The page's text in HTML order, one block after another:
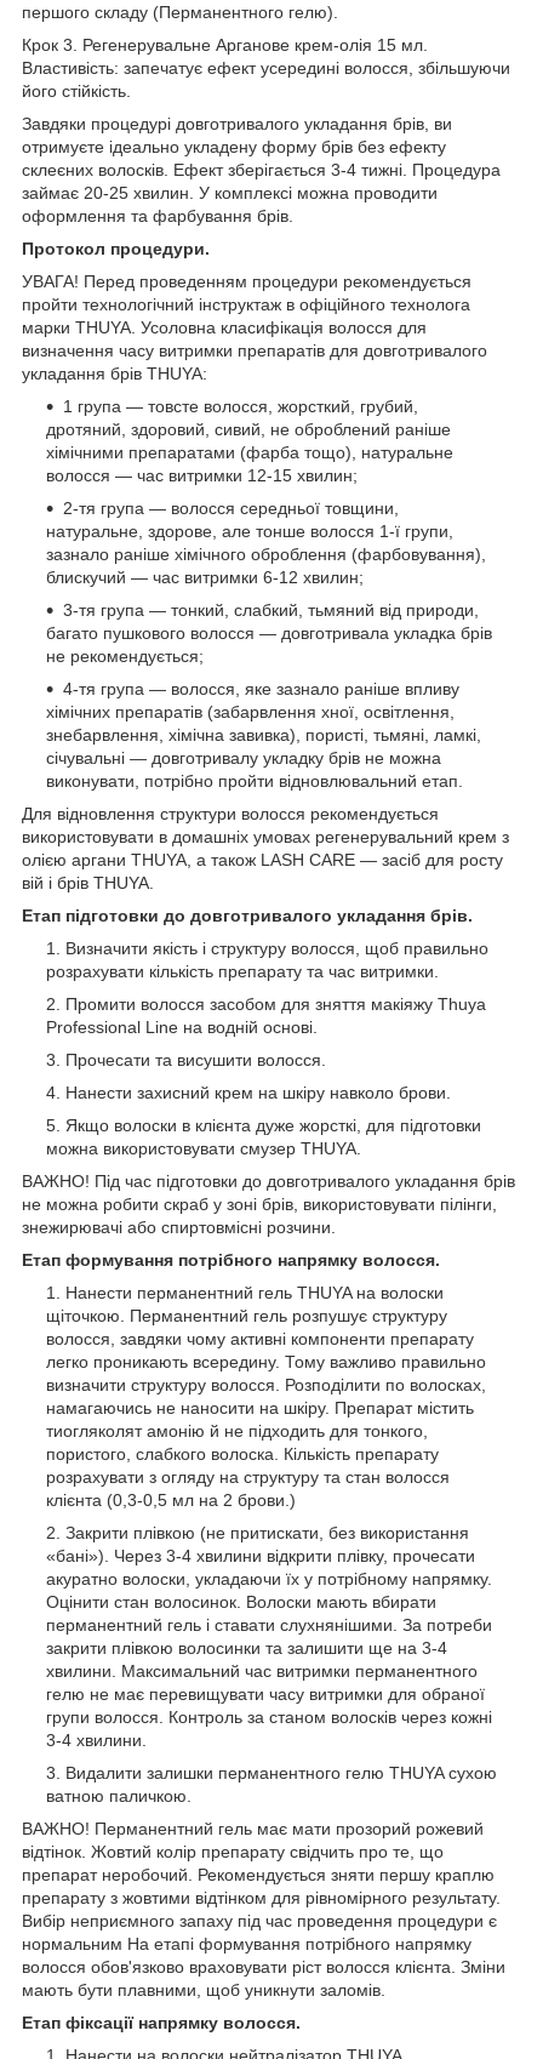
першого складу (Перманентного гелю).
Крок 3. Регенерувальне Арганове крем-олія 15 мл.
Властивість: запечатує ефект усередині волосся, збільшуючи
його стійкість.
Завдяки процедурі довготривалого укладання брів, ви
отримуєте ідеально укладену форму брів без ефекту
склеєних волосків. Ефект зберігається 3-4 тижні. Процедура
займає 20-25 хвилин. У комплексі можна проводити
оформлення та фарбування брів.
Протокол процедури.
УВАГА! Перед проведенням процедури рекомендується
пройти технологічний інструктаж в офіційного технолога
марки THUYA. Усоловна класифікація волосся для
визначення часу витримки препаратів для довготривалого
укладання брів THUYA:
1 група — товсте волосся, жорсткий, грубий,
дротяний, здоровий, сивий, не оброблений раніше
хімічними препаратами (фарба тощо), натуральне
волосся — час витримки 12-15 хвилин;
2-тя група — волосся середньої товщини,
натуральне, здорове, але тонше волосся 1-ї групи,
зазнало раніше хімічного оброблення (фарбовування),
блискучий — час витримки 6-12 хвилин;
3-тя група — тонкий, слабкий, тьмяний від природи,
багато пушкового волосся — довготривала укладка брів
не рекомендується;
4-тя група — волосся, яке зазнало раніше впливу
хімічних препаратів (забарвлення хної, освітлення,
знебарвлення, хімічна завивка), пористі, тьмяні, ламкі,
січувальні — довготривалу укладку брів не можна
виконувати, потрібно пройти відновлювальний етап.
Для відновлення структури волосся рекомендується
використовувати в домашніх умовах регенерувальний крем з
олією аргани THUYA, а також LASH CARE — засіб для росту
вій і брів THUYA.
Етап підготовки до довготривалого укладання брів.
Визначити якість і структуру волосся, щоб правильно
розрахувати кількість препарату та час витримки.
Промити волосся засобом для зняття макіяжу Thuya
Professional Line на водній основі.
Прочесати та висушити волосся.
Нанести захисний крем на шкіру навколо брови.
Якщо волоски в клієнта дуже жорсткі, для підготовки
можна використовувати смузер THUYA.
ВАЖНО! Під час підготовки до довготривалого укладання брів
не можна робити скраб у зоні брів, використовувати пілінги,
знежирювачі або спиртовмісні розчини.
Етап формування потрібного напрямку волосся.
Нанести перманентний гель THUYA на волоски
щіточкою. Перманентний гель розпушує структуру
волосся, завдяки чому активні компоненти препарату
легко проникають всередину. Тому важливо правильно
визначити структуру волосся. Розподілити по волосках,
намагаючись не наносити на шкіру. Препарат містить
тиогляколят амонію й не підходить для тонкого,
пористого, слабкого волоска. Кількість препарату
розрахувати з огляду на структуру та стан волосся
клієнта (0,3-0,5 мл на 2 брови.)
Закрити плівкою (не притискати, без використання
«бані»). Через 3-4 хвилини відкрити плівку, прочесати
акуратно волоски, укладаючи їх у потрібному напрямку.
Оцінити стан волосинок. Волоски мають вбирати
перманентний гель і ставати слухнянішими. За потреби
закрити плівкою волосинки та залишити ще на 3-4
хвилини. Максимальний час витримки перманентного
гелю не має перевищувати часу витримки для обраної
групи волосся. Контроль за станом волосків через кожні
3-4 хвилини.
Видалити залишки перманентного гелю THUYA сухою
ватною паличкою.
ВАЖНО! Перманентний гель має мати прозорий рожевий
відтінок. Жовтий колір препарату свідчить про те, що
препарат неробочий. Рекомендується зняти першу краплю
препарату з жовтими відтінком для рівномірного результату.
Вибір неприємного запаху під час проведення процедури є
нормальним На етапі формування потрібного напрямку
волосся обов'язково враховувати ріст волосся клієнта. Зміни
мають бути плавними, щоб уникнути заломів.
Етап фіксації напрямку волосся.
Нанести на волоски нейтралізатор THUYA.